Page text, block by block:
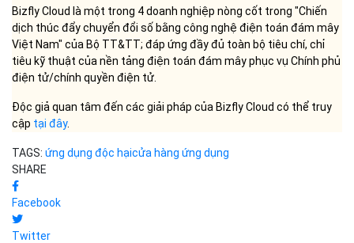
Bizfly Cloud là một trong 4 doanh nghiệp nòng cốt trong "Chiến
dịch thúc đẩy chuyển đổi số bằng công nghệ điện toán đám mây
Việt Nam" của Bộ TT&TT; đáp ứng đầy đủ toàn bộ tiêu chí, chỉ
tiêu kỹ thuật của nền tảng điện toán đám mây phục vụ Chính phủ
điện tử/chính quyền điện tử.
Độc giả quan tâm đến các giải pháp của Bizfly Cloud có thể truy
cập tại đây.
TAGS: ứng dụng độc hạicửa hàng ứng dụng
SHARE
Facebook
Twitter